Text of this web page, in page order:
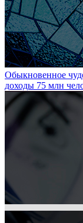
Обыкновенное
доходы 75 млн